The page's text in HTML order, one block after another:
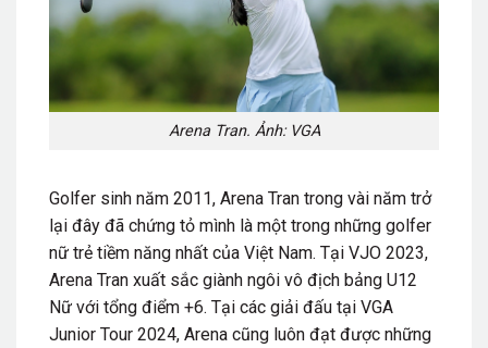
Arena Tran. Ảnh: VGA
Golfer sinh năm 2011, Arena Tran trong vài năm trở
lại đây đã chứng tỏ mình là một trong những golfer
nữ trẻ tiềm năng nhất của Việt Nam. Tại VJO 2023,
Arena Tran xuất sắc giành ngôi vô địch bảng U12
Nữ với tổng điểm +6. Tại các giải đấu tại VGA
Junior Tour 2024, Arena cũng luôn đạt được những